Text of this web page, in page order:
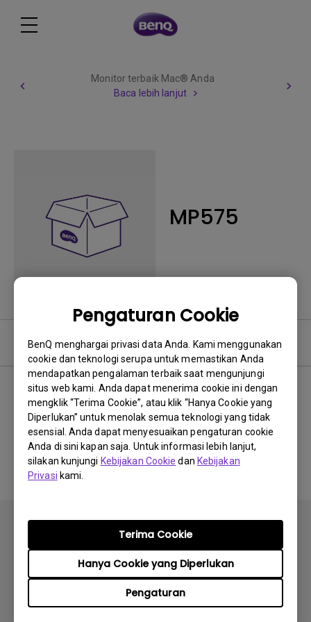
Pengaturan Cookie
BenQ menghargai privasi data Anda. Kami menggunakan
cookie dan teknologi serupa untuk memastikan Anda
mendapatkan pengalaman terbaik saat mengunjungi
situs web kami. Anda dapat menerima cookie ini dengan
mengklik “Terima Cookie”, atau klik “Hanya Cookie yang
Diperlukan” untuk menolak semua teknologi yang tidak
esensial. Anda dapat menyesuaikan pengaturan cookie
Anda di sini kapan saja. Untuk informasi lebih lanjut,
silakan kunjungi Kebijakan Cookie dan Kebijakan
Privasi kami.
Pengaturan
Hanya Cookie yang Diperlukan
Terima Cookie
Monitor terbaik Mac® Anda
Baca lebih lanjut
MP575
Perangkat Lunak
Tidak ada perangkat lunak
&amp; driver terkait